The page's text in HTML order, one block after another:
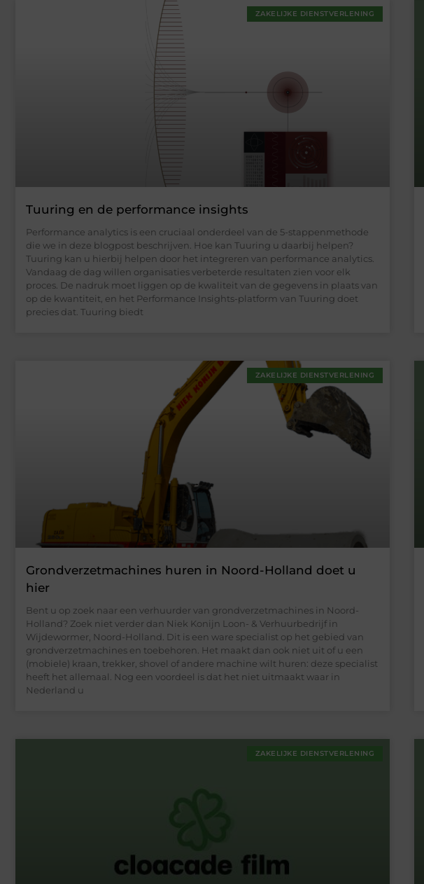
ZAKELIJKE DIENSTVERLENING
Tuuring en de performance insights
Performance analytics is een cruciaal onderdeel van de 5-stappenmethode
die we in deze blogpost beschrijven. Hoe kan Tuuring u daarbij helpen?
Tuuring kan u hierbij helpen door het integreren van performance analytics.
Vandaag de dag willen organisaties verbeterde resultaten zien voor elk
proces. De nadruk moet liggen op de kwaliteit van de gegevens in plaats van
op de kwantiteit, en het Performance Insights-platform van Tuuring doet
precies dat. Tuuring biedt
ZAKELIJKE DIENSTVERLENING
Grondverzetmachines huren in Noord-Holland doet u
hier
Bent u op zoek naar een verhuurder van grondverzetmachines in Noord-
Holland? Zoek niet verder dan Niek Konijn Loon- & Verhuurbedrijf in
Wijdewormer, Noord-Holland. Dit is een ware specialist op het gebied van
grondverzetmachines en toebehoren. Het maakt dan ook niet uit of u een
(mobiele) kraan, trekker, shovel of andere machine wilt huren: deze specialist
heeft het allemaal. Nog een voordeel is dat het niet uitmaakt waar in
Nederland u
ZAKELIJKE DIENSTVERLENING